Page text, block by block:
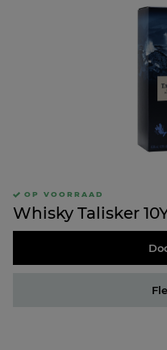
OP VOORRAAD
Whisky Talisker